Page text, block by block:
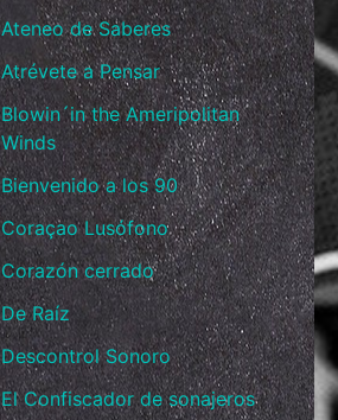
Ateneo de Saberes
Atrévete a Pensar
Blowin´in the Ameripolitan
Winds
Bienvenido a los 90
Coraçao Lusófono
Corazón cerrado
De Raíz
Descontrol Sonoro
El Confiscador de sonajeros